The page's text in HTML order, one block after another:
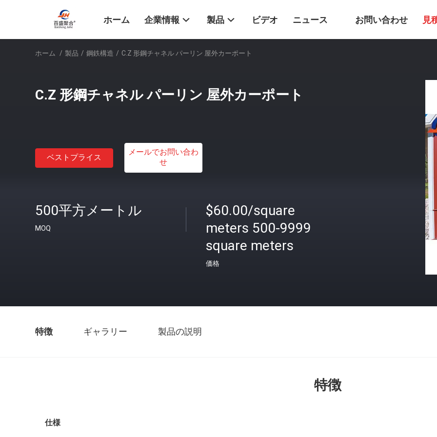
ホーム 企業情報 製品 ビデオ ニュース お問い合わせ 見
ホーム / 製品 / 鋼鉄構造 / C.Z 形鋼チャネル パーリン 屋外カーポート
C.Z 形鋼チャネル パーリン 屋外カーポート
ベストプライス
メールでお問い合わ
せ
500平方メートル
MOQ
$60.00/square
meters 500-9999
square meters
価格
特徴 ギャラリー 製品の説明
特徴
仕様